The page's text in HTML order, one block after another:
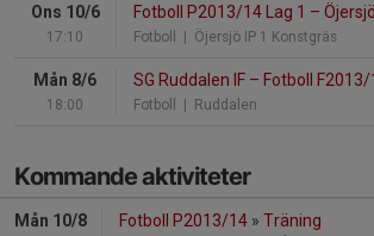
Ons 10/6
17:10
Fotboll P2013/14 Lag 1 –
Fotboll | Öjersjö IP 1 Konstgräs
Mån 8/6
18:00
SG Ruddalen IF – Fotboll
Fotboll | Ruddalen
Kommande aktiviteter
Mån 10/8 Fotboll P2013/14 » Träning